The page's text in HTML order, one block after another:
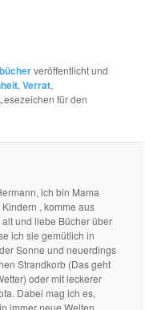
veröffentlicht und
,Verrat,
für den
ich bin Mama
, komme aus
und liebe Bücher über
ich sie gemütlich in
Sonne und neuerdings
Strandkorb (Das geht
oder mit leckerer
Dabei mag ich es,
immer neue Welten